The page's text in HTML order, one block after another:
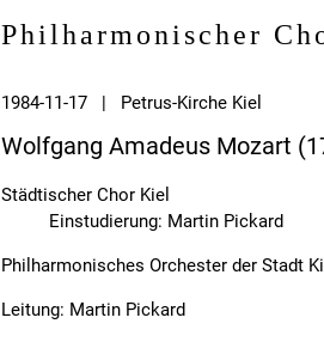
Philharmonischer
1984-11-17 | Petrus-Kirche Kiel
Wolfgang Amadeus Mozart
Städtischer Chor Kiel
Einstudierung: Martin Pickard
Philharmonisches Orchester der Stadt
Leitung: Martin Pickard